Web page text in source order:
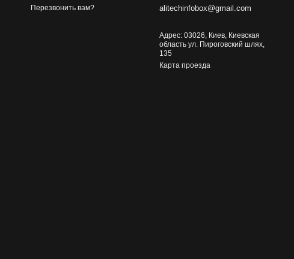
Перезвонить вам?
alitechinfobox@gmail.com
Адрес: 03026, Киев, Киевская
область ул. Пироговский шлях,
135
Карта проезда